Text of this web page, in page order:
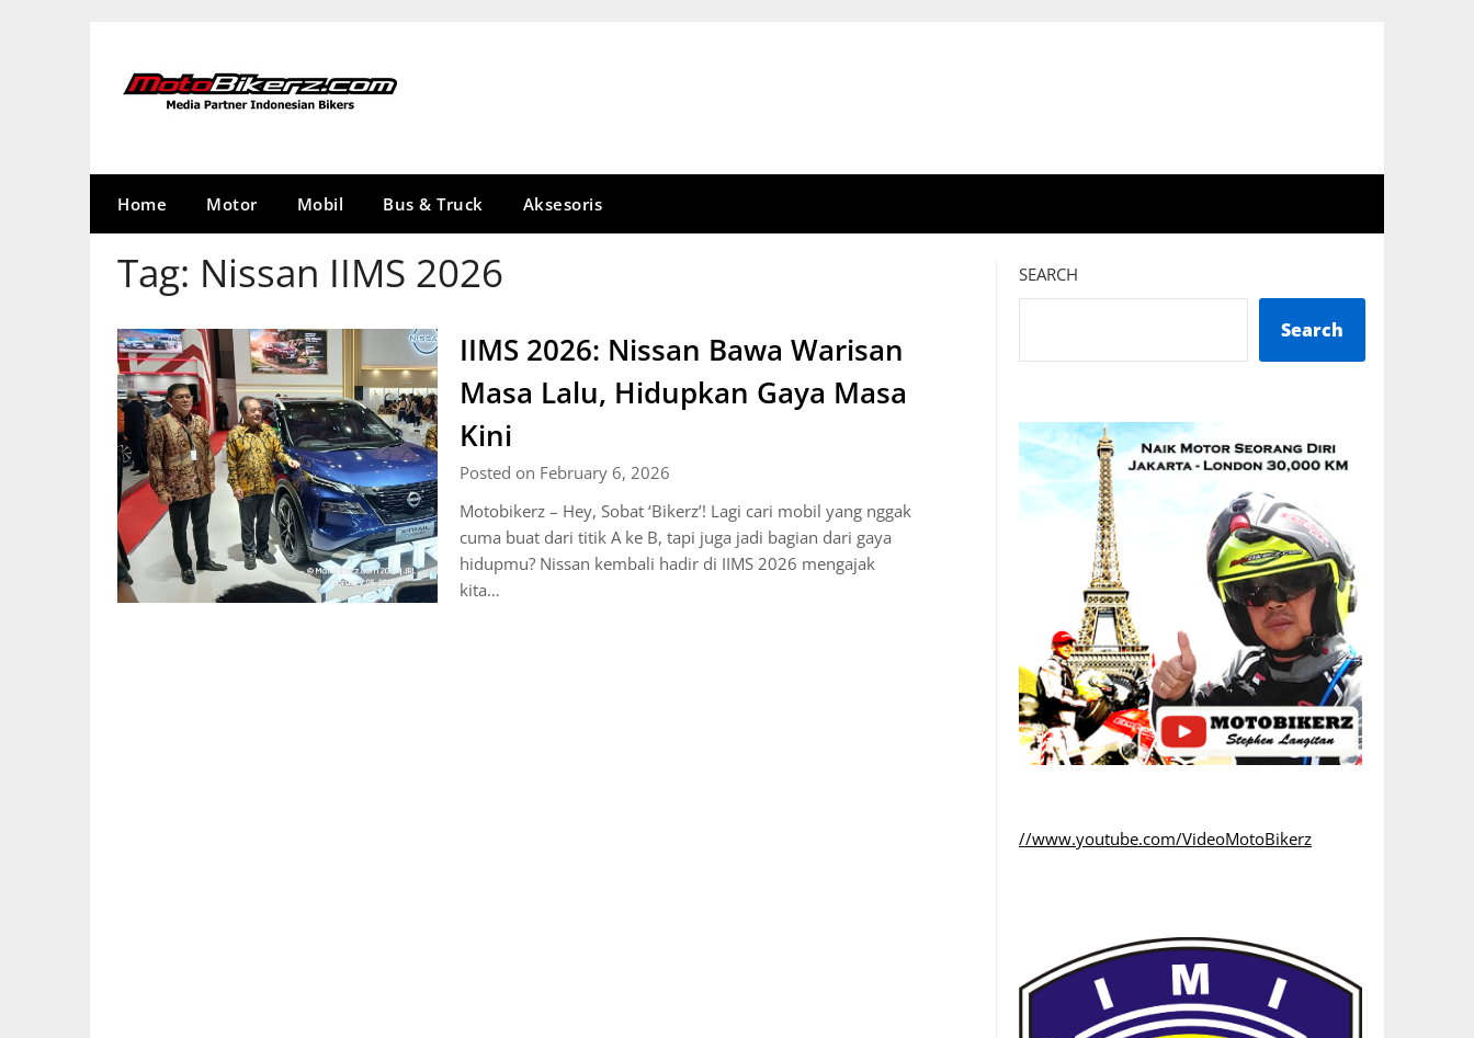
Home Motor Mobil Bus & Truck Aksesoris
Tag: Nissan IIMS 2026
IIMS 2026: Nissan Bawa Warisan
Masa Lalu, Hidupkan Gaya Masa
Kini
Posted on February 6, 2026
Motobikerz – Hey, Sobat ‘Bikerz’! Lagi cari mobil yang nggak
cuma buat dari titik A ke B, tapi juga jadi bagian dari gaya
hidupmu? Nissan kembali hadir di IIMS 2026 mengajak
kita…
SEARCH
Search
//www.youtube.com/VideoMotoBikerz